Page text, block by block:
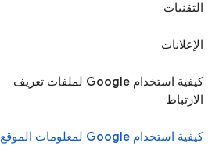
التقنيات
الإعلانات
كيفية استخدام Google لملفات تعريف
الارتباط
كيفية استخدام Google لمعلومات الموقع